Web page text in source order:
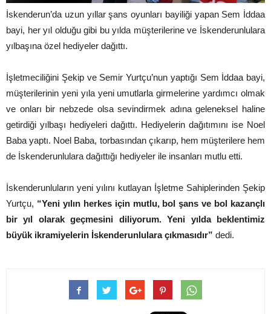
İskenderun’da uzun yıllar şans oyunları bayiliği yapan Sem İddaa
bayi, her yıl olduğu gibi bu yılda müşterilerine ve İskenderunlulara
yılbaşına özel hediyeler dağıttı.
İşletmeciliğini Şekip ve Semir Yurtçu’nun yaptığı Sem İddaa bayi,
müşterilerinin yeni yıla yeni umutlarla girmelerine yardımcı olmak
ve onları bir nebzede olsa sevindirmek adına geleneksel haline
getirdiği yılbaşı hediyeleri dağıttı. Hediyelerin dağıtımını ise Noel
Baba yaptı. Noel Baba, torbasından çıkarıp, hem müşterilere hem
de İskenderunlulara dağıttığı hediyeler ile insanları mutlu etti.
İskenderunluların yeni yılını kutlayan İşletme Sahiplerinden Şekip
Yurtçu, “Yeni yılın herkes için mutlu, bol şans ve bol kazançlı
bir yıl olarak geçmesini diliyorum. Yeni yılda beklentimiz
büyük ikramiyelerin İskenderunlulara çıkmasıdır” dedi.